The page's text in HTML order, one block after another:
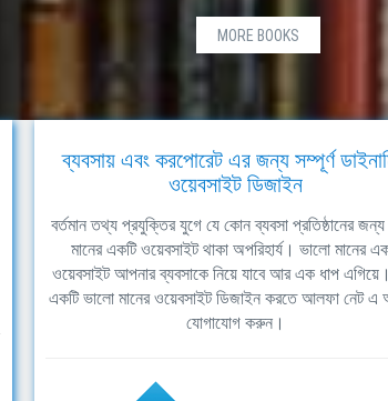
MORE BOOKS
ব্যবসায় এবং করপোরেট এর জন্য সম্পূর্ণ
ওয়েবসাইট ডিজাইন
বর্তমান তথ্য প্রযুক্তির যুগে যে কোন ব্যবসা প্রতিষ্ঠানের
মানের একটি ওয়েবসাইট থাকা অপরিহার্য। ভালো মানের
ওয়েবসাইট আপনার ব্যবসাকে নিয়ে যাবে আর এক ধাপ
একটি ভালো মানের ওয়েবসাইট ডিজাইন করতে আলফা নেট
যোগাযোগ করুন।